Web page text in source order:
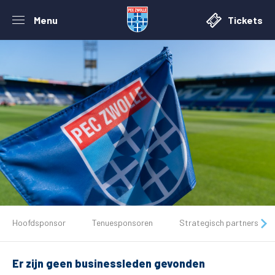
Menu Tickets
Tickets
Matchdays
Hoofdsponsor Tenuesponsoren Strategisch partners
Er zijn geen businessleden gevonden